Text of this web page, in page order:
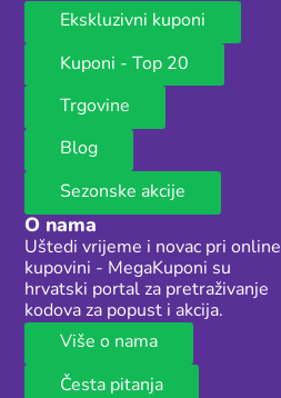
Ekskluzivni kuponi
Kuponi - Top 20
Trgovine
Blog
Sezonske akcije
O nama
Uštedi vrijeme i novac pri online
kupovini - MegaKuponi su
hrvatski portal za pretraživanje
kodova za popust i akcija.
Više o nama
Česta pitanja